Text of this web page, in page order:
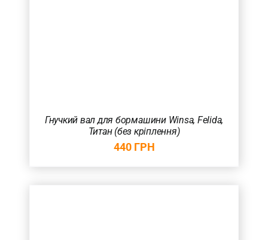
Гнучкий вал для бормашини Winsa, Felida,
Титан (без кріплення)
440 ГРН